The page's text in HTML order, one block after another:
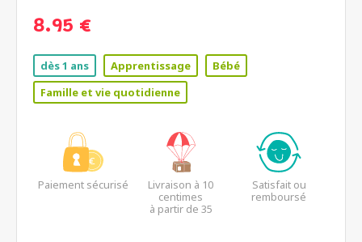
8.95 €
dès 1 ans Apprentissage
Bébé
Famille et vie quotidienne
Paiement sécurisé
Livraison à 10
centimes
à partir de 35
Satisfait ou
remboursé